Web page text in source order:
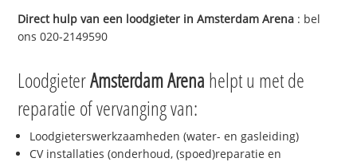
Direct hulp van een loodgieter inAmsterdam Arena : bel
ons 020-2149590
LoodgieterAmsterdam Arena helpt u met de
reparatie of vervanging van:
Loodgieterswerkzaamheden (water- en gasleiding)
CV installaties (onderhoud, (spoed)reparatie en